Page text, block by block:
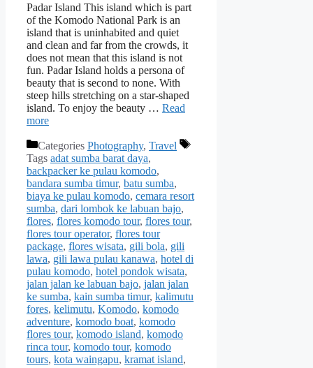
Padar Island This island which is part
of the Komodo National Park is an
island that is uninhabited and quiet
and clean and far from the crowds, it
does not mean that this island is not
fun. Padar Island holds a persona of
beauty that is second to none. With
steep hills stretching on a star-shaped
island. To enjoy the beauty … Read
more
Categories Photography, Travel
Tags adat sumba barat daya,
backpacker ke pulau komodo,
bandara sumba timur, batu sumba,
biaya ke pulau komodo, cemara resort
sumba, dari lombok ke labuan bajo,
flores, flores komodo tour, flores tour,
flores tour operator, flores tour
package, flores wisata, gili bola, gili
lawa, gili lawa pulau kanawa, hotel di
pulau komodo, hotel pondok wisata,
jalan jalan ke labuan bajo, jalan jalan
ke sumba, kain sumba timur, kalimutu
fores, kelimutu, Komodo, komodo
adventure, komodo boat, komodo
flores tour, komodo island, komodo
rinca tour, komodo tour, komodo
tours, kota waingapu, kramat island,